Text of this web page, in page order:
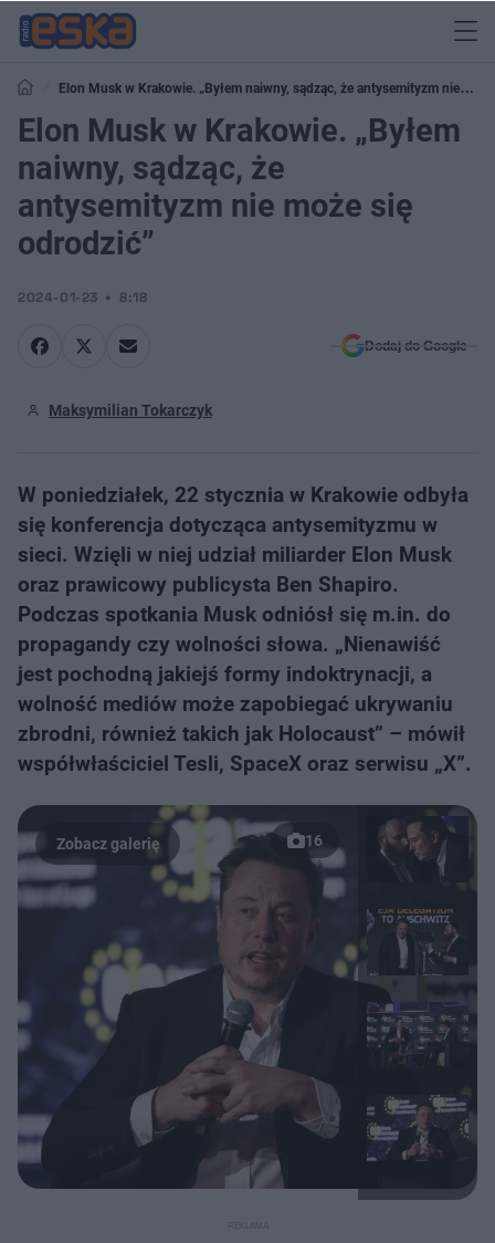
Elon Musk w Krakowie. „Byłem naiwny, sądząc, że antysemityzm nie
może się odrodzić”
Elon Musk w Krakowie. „Byłem
naiwny, sądząc, że
antysemityzm nie może się
odrodzić”
2024-01-23 8:18
Dodaj do Google
Maksymilian Tokarczyk
W poniedziałek, 22 stycznia w Krakowie odbyła
się konferencja dotycząca antysemityzmu w
sieci. Wzięli w niej udział miliarder Elon Musk
oraz prawicowy publicysta Ben Shapiro.
Podczas spotkania Musk odniósł się m.in. do
propagandy czy wolności słowa. „Nienawiść
jest pochodną jakiejś formy indoktrynacji, a
wolność mediów może zapobiegać ukrywaniu
zbrodni, również takich jak Holocaust” – mówił
współwłaściciel Tesli, SpaceX oraz serwisu „X”.
16